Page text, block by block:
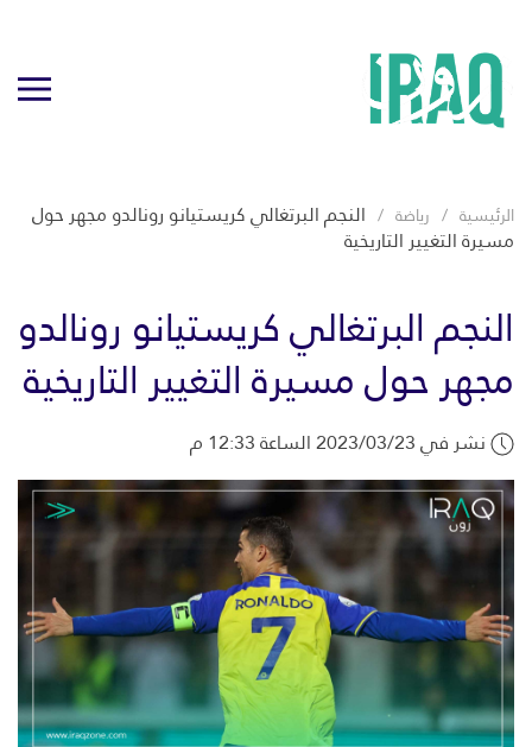
الرئيسية رياضة النجم البرتغالي كريستيانو رونالدو مجهر حول
مسيرة التغيير التاريخية
النجم البرتغالي كريستيانو رونالدو
مجهر حول مسيرة التغيير التاريخية
نشر في 2023/03/23 الساعة 12:33 م